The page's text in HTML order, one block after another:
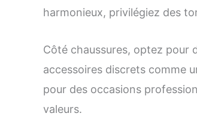
harmonieux, privilégiez des
Côté chaussures, optez pour
accessoires discrets comme
pour des occasions
valeurs.